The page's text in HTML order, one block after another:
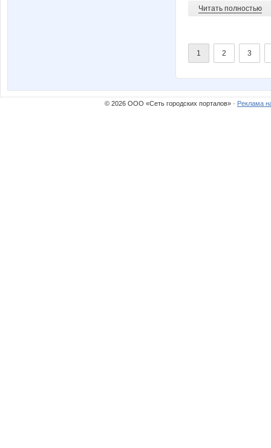
Читать полностью
1 2 3
© 2026 ООО «Сеть городских порталов» · Реклама